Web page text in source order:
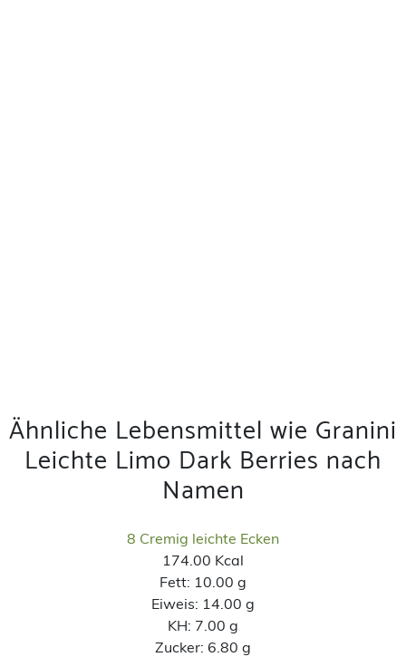
Ähnliche Lebensmittel wie Granini
Leichte Limo Dark Berries nach
Namen
8 Cremig leichte Ecken
174.00 Kcal
Fett: 10.00 g
Eiweis: 14.00 g
KH: 7.00 g
Zucker: 6.80 g